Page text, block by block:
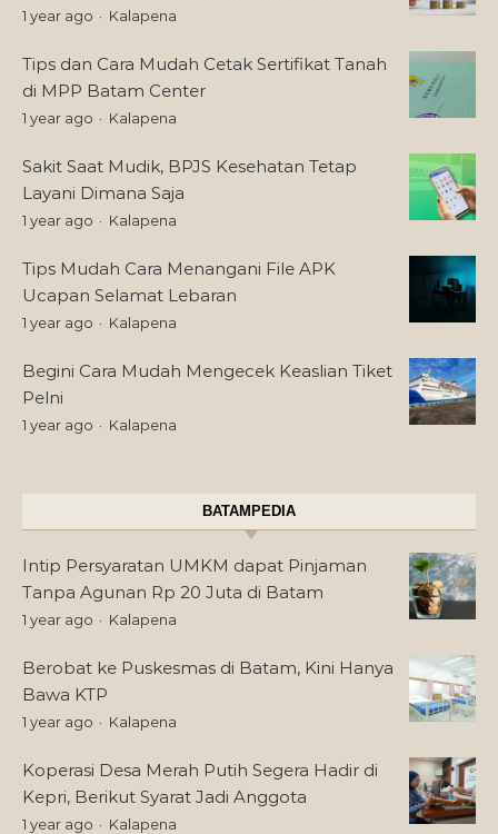
1 year ago Kalapena
Tips dan Cara Mudah Cetak Sertifikat Tanah
di MPP Batam Center
1 year ago Kalapena
Sakit Saat Mudik, BPJS Kesehatan Tetap
Layani Dimana Saja
1 year ago Kalapena
Tips Mudah Cara Menangani File APK
Ucapan Selamat Lebaran
1 year ago Kalapena
Begini Cara Mudah Mengecek Keaslian Tiket
Pelni
1 year ago Kalapena
BATAMPEDIA
Intip Persyaratan UMKM dapat Pinjaman
Tanpa Agunan Rp 20 Juta di Batam
1 year ago Kalapena
Berobat ke Puskesmas di Batam, Kini Hanya
Bawa KTP
1 year ago Kalapena
Koperasi Desa Merah Putih Segera Hadir di
Kepri, Berikut Syarat Jadi Anggota
1 year ago Kalapena